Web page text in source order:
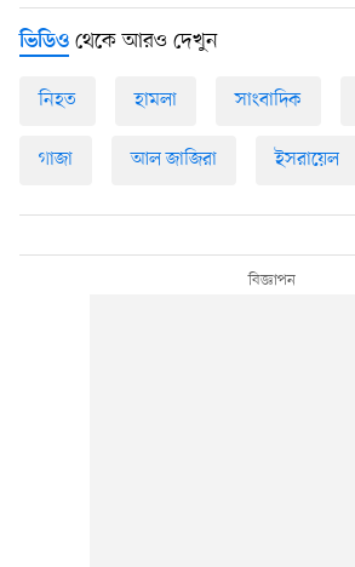
ভিডিও থেকে আরও দেখুন
নিহত হামলা সাংবাদিক
গাজা আল জাজিরা ইসরায়েল